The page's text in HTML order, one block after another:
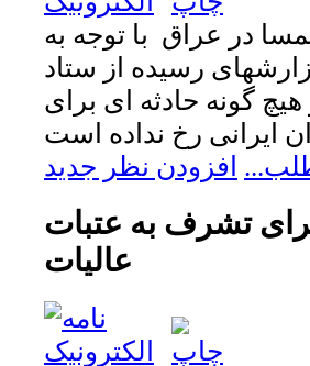
در عراق با توجه به
رسیده از ستاد
گونه حادثه ای برای
افزودن نظر جدید
هزار نفر برای تشرف به عتبات
عالیات